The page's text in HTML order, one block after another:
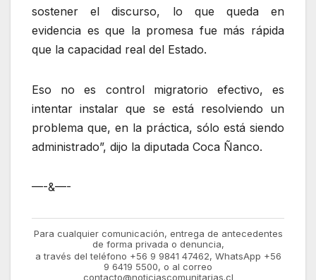
sostener el discurso, lo que queda en
evidencia es que la promesa fue más rápida
que la capacidad real del Estado.
Eso no es control migratorio efectivo, es
intentar instalar que se está resolviendo un
problema que, en la práctica, sólo está siendo
administrado”, dijo la diputada Coca Ñanco.
—-&—-
Para cualquier comunicación, entrega de antecedentes
de forma privada o denuncia,
a través del teléfono +56 9 9841 47462, WhatsApp +56
9 6419 5500, o al correo
contacto@noticiascomunitarias.cl